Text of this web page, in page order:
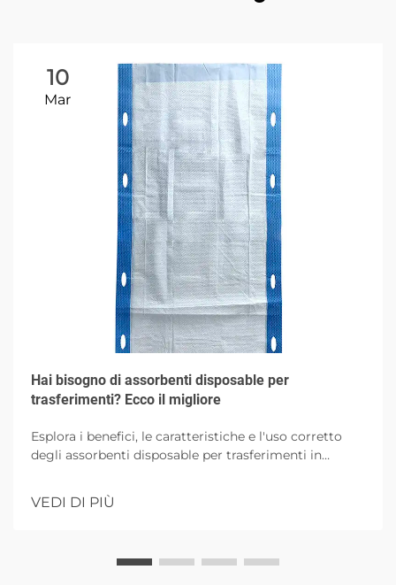
10
Mar
Hai bisogno di assorbenti disposable per
trasferimenti? Ecco il migliore
Esplora i benefici, le caratteristiche e l'uso corretto
degli assorbenti disposable per trasferimenti in
comfort del paziente e il controllo delle infezioni con
opzioni ad alta assorbibilità.
VEDI DI PIÙ